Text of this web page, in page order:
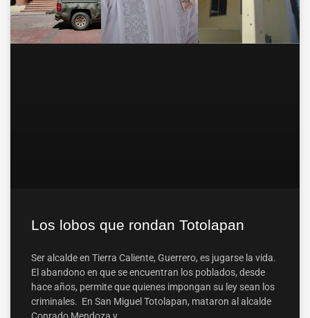
Los lobos que rondan Totolapan
Ser alcalde en Tierra Caliente, Guerrero, es jugarse la vida.
El abandono en que se encuentran los poblados, desde
hace años, permite que quienes impongan su ley sean los
criminales. En San Miguel Totolapan, mataron al alcalde